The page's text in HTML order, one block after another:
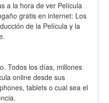
a la hora de ver Película
gratis en internet: Los
de la Película y la
Todos los días, millones
online desde sus
tablets o cual sea el